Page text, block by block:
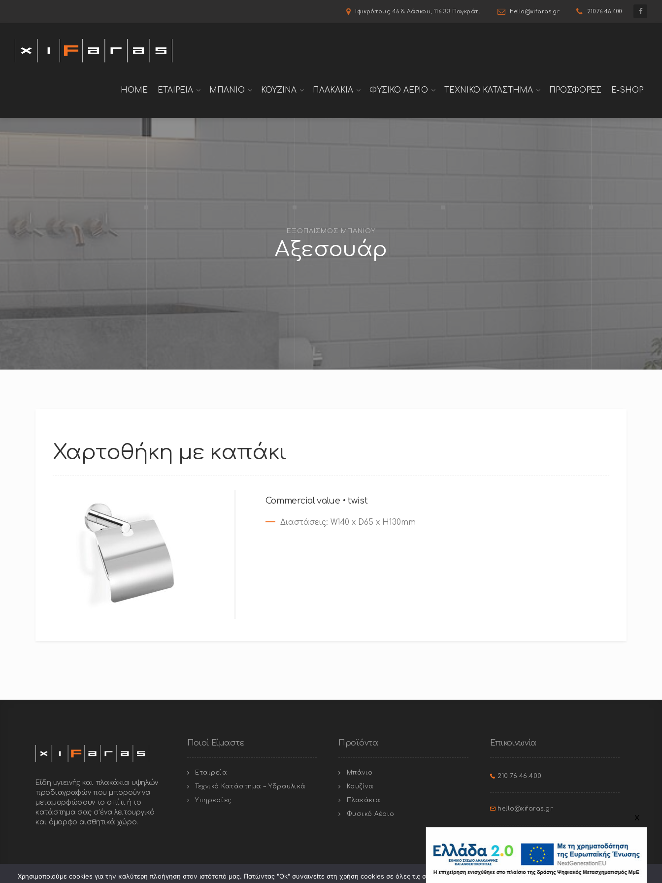
Ιφικράτους 46 & Λάσκου, 116 33 Παγκράτι hello@xifaras.gr 210.76.46.400
HOME ΕΤΑΙΡΕΙΑ ΜΠΑΝΙΟ ΚΟΥΖΙΝΑ ΠΛΑΚΑΚΙΑ ΦΥΣΙΚΟ ΑΕΡΙΟ ΤΕΧΝΙΚΟ ΚΑΤΑΣΤΗΜΑ ΠΡΟΣΦΟΡΈΣ E-SHOP
ΕΞΟΠΛΙΣΜΟΣ ΜΠΑΝΙΟΥ
Αξεσουάρ
Χαρτοθήκη με καπάκι
Commercial value • twist
Διαστάσεις: W140 x D65 x H130mm
Είδη υγιεινής και πλακάκια υψηλών
προδιαγραφών που μπορούν να
μεταμορφώσουν το σπίτι ή το
κατάστημα σας σ’ένα λειτουργικό
και όμορφο αισθητικά χώρο.
Ποιοί Είμαστε
Εταιρεία
Τεχνικό Κατάστημα – Υδραυλικά
Υπηρεσίες
Προϊόντα
Μπάνιο
Κουζίνα
Πλακάκια
Φυσικό Αέριο
Επικοινωνία
210.76.46.400
hello@xifaras.gr
Χρησιμοποιούμε cookies για την καλύτερη πλοήγηση στον ιστότοπό μας. Πατώντας "Οk" συναινείτε στη χρήση cookies σε όλες τις σελίδες του. Πατώντας "Ελαχ." θα γίνει χρήση μόνο ορισμένων cookies.
x